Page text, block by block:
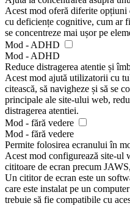
Acest mod oferă diferite opțiuni
cu deficiențe cognitive, cum ar
se concentreze mai ușor pe
Mod - ADHD
Mod - ADHD
Reduce distragerea atentie și
Acest mod ajută utilizatorii cu
citească, să navigheze și să se
principale ale site-ului web,
distragerea atentiei.
Mod - fără vedere
Mod - fără vedere
Permite folosirea ecranului în
Acest mod configurează site-ul
cititoare de ecran precum
Un cititor de ecran este un
care este instalat pe un
trebuie să fie compatibile cu